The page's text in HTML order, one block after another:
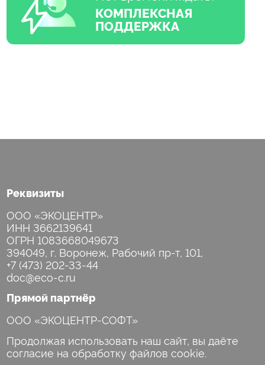
КОМПЛЕКСНАЯ
ПОДДЕРЖКА
Реквизиты
ООО «ЭКОЦЕНТР»
ИНН 3662139641
ОГРН 1083668049673
+7 (473) 202-33-44
Прямой партнёр
ООО «ЭКОЦЕНТР-СОФТ»
Продолжая использовать наш сайт, вы даёте
согласие на обработку файлов cookie.